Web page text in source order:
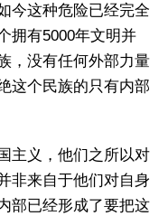
今这种危险已经完全
拥有5000年文明并
，没有任何外部力量
这个民族的只有内部
主义，他们之所以对
非来自于他们对自身
部已经形成了要把这